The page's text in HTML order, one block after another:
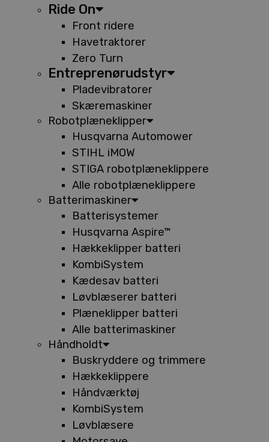
Ride On
Front ridere
Havetraktorer
Zero Turn
Entreprenørudstyr
Pladevibratorer
Skæremaskiner
Robotplæneklipper
Husqvarna Automower
STIHL iMOW
STIGA robotplæneklippere
Alle robotplæneklippere
Batterimaskiner
Batterisystemer
Husqvarna Aspire™
Hækkeklipper batteri
KombiSystem
Kædesav batteri
Løvblæserer batteri
Plæneklipper batteri
Alle batterimaskiner
Håndholdt
Buskryddere og trimmere
Hækkeklippere
Håndværktøj
KombiSystem
Løvblæsere